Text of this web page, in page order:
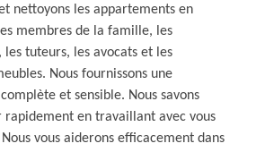
nettoyons les appartements en
membres de la famille, les
tuteurs, les avocats et les
Nous fournissons une
et sensible. Nous savons
en travaillant avec vous
vous aiderons efficacement dans